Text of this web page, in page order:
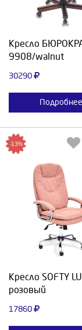
Кресло
9908/walnut
30290
Подробнее
Отмена
Кресло SOFTY
розовый
-13%
17860
Выберите